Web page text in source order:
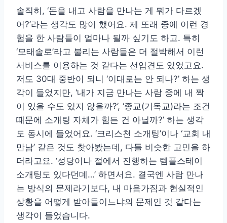
솔직히, ‘돈을 내고 사람을 만나는 게 뭐가 다르겠
어?’라는 생각도 많이 했어요. 제 또래 중에 이런 경
험을 한 사람들이 얼마나 될까 싶기도 하고. 특히
‘모태솔로’라고 불리는 사람들은 더 절박해서 이런
서비스를 이용하는 것 같다는 선입견도 있었고요.
저도 30대 중반이 되니 ‘이대로는 안 되나?’ 하는 생
각이 들었지만, ‘내가 지금 만나는 사람 중에 내 짝
이 있을 수도 있지 않을까?’, ‘종교(기독교)라는 조건
때문에 소개팅 자체가 힘든 건 아닐까?’ 하는 생각
도 동시에 들었어요. ‘크리스천 소개팅’이나 ‘교회 내
만남’ 같은 것도 찾아봤는데, 다들 비슷한 고민을 하
더라고요. ‘성당이나 절에서 진행하는 템플스테이
소개팅도 있다던데…’ 하면서요. 결국엔 사람 만나
는 방식의 문제라기보다, 내 마음가짐과 현실적인
상황을 어떻게 받아들이느냐의 문제인 것 같다는
생각이 들었습니다.